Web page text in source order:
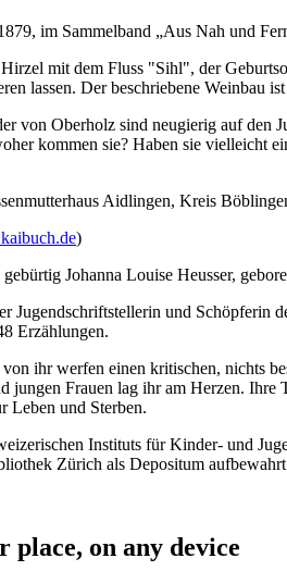
im Sammelband „Aus Nah und
mit dem Fluss "Sihl", der
lassen. Der beschriebene Weinbau
von Oberholz sind neugierig auf den
kommen sie? Haben sie vielleicht
Aidlingen, Kreis
)
Johanna Louise Heusser,
Jugendschriftstellerin und Schöpferin
Erzählungen.
ihr werfen einen kritischen, nichts
jungen Frauen lag ihr am Herzen. Ihre
Leben und Sterben.
Instituts für Kinder- und
Zürich als Depositum
place, on any device